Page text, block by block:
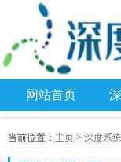
网站首页
当前位置： 主页 > 深度系